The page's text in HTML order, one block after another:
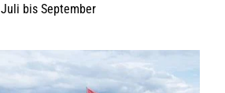
Juli bis September